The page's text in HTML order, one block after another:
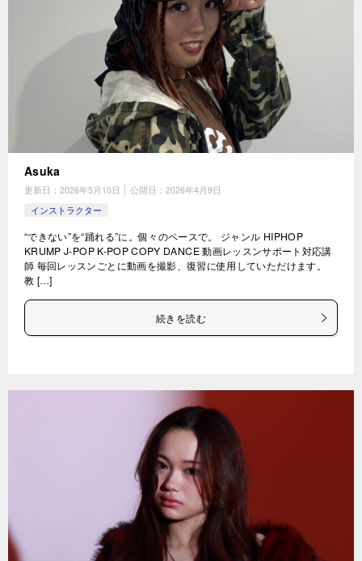
Asuka
更新日： 2026年5月10日 公開日： 2026年4月9日
インストラクター
“できない”を“踊れる”に。個々のペースで。 ジャンル HIPHOP
KRUMP J-POP K-POP COPY DANCE 動画レッスンサポート対応講
師 毎回レッスンごとに動画を撮影、復習に使用していただけます。
教 […]
続きを読む